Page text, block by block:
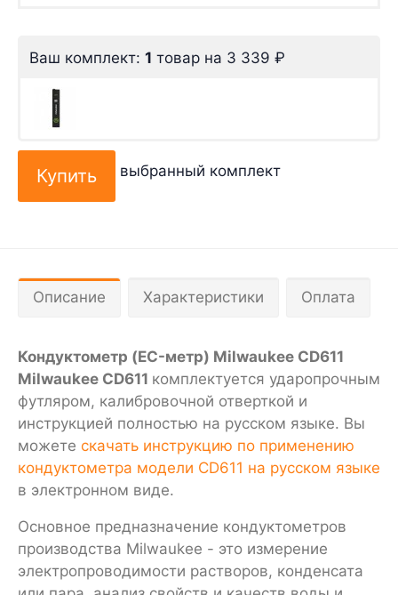
Ваш комплект: 1 товар на 3 339 ₽
выбранный комплект
Описание Характеристики Оплата
Кондуктометр (EC-метр) Milwaukee CD611
Milwaukee CD611 комплектуется ударопрочным
футляром, калибровочной отверткой и
инструкцией полностью на русском языке. Вы
можете скачать инструкцию по применению
кондуктометра модели CD611 на русском языке
в электронном виде.
Основное предназначение кондуктометров
производства Milwaukee - это измерение
электропроводимости растворов, конденсата